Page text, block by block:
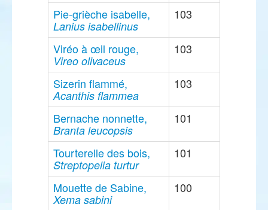
Pie-grièche isabelle,
Lanius isabellinus
103
Viréo à œil rouge,
Vireo olivaceus
103
Sizerin flammé,
Acanthis flammea
103
Bernache nonnette,
Branta leucopsis
101
Tourterelle des bois,
Streptopelia turtur
101
Mouette de Sabine,
Xema sabini
100